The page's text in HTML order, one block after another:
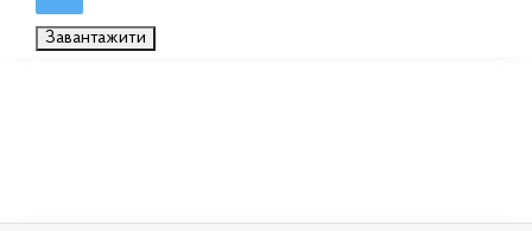
Завантажити